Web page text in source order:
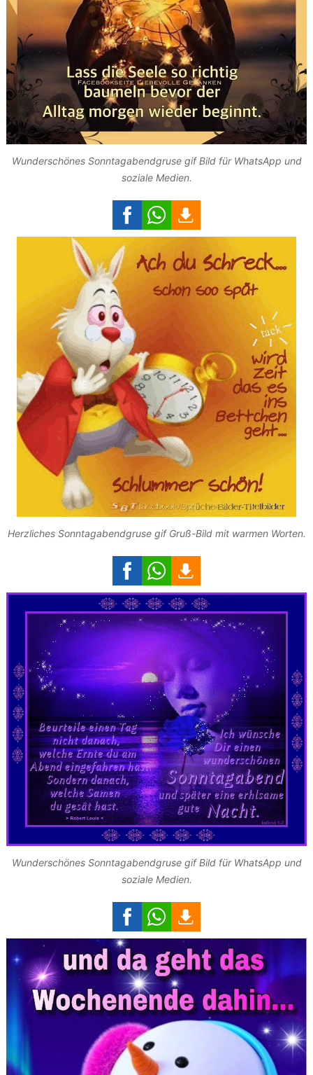
Wunderschönes Sonntagabendgruse gif Bild für WhatsApp und
soziale Medien.
Herzliches Sonntagabendgruse gif Gruß-Bild mit warmen Worten.
Wunderschönes Sonntagabendgruse gif Bild für WhatsApp und
soziale Medien.